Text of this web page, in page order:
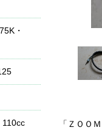
「ＺＯＯ
・
110cc